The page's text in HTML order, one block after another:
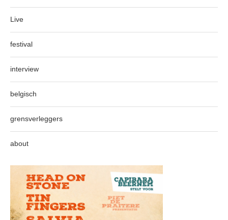
Live
festival
interview
belgisch
grensverleggers
about